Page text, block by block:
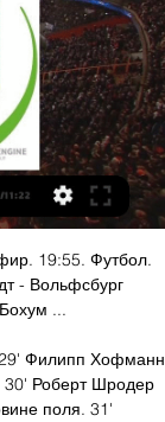
19:55. Футбол.
- Вольфсбург
...
Филипп Хофманн
30' Роберт Шродер
поля. 31'